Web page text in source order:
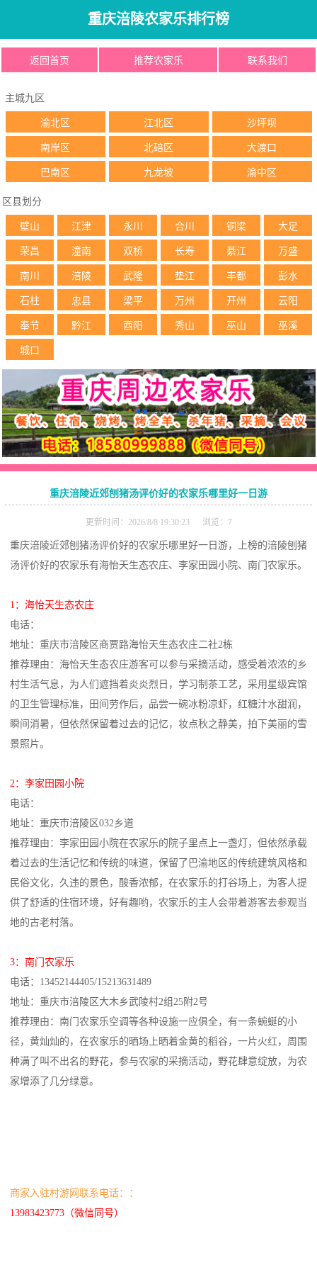
重庆涪陵农家乐排行榜
返回首页 推荐农家乐 联系我们
主城九区
渝北区 江北区 沙坪坝
南岸区 北碚区 大渡口
巴南区 九龙坡 渝中区
区县划分
壁山 江津 永川 合川 铜梁 大足
荣昌 潼南 双桥 长寿 綦江 万盛
南川 涪陵 武隆 垫江 丰都 彭水
石柱 忠县 梁平 万州 开州 云阳
奉节 黔江 酉阳 秀山 巫山 巫溪
城口
重庆涪陵近郊刨猪汤评价好的农家乐哪里好一日游
更新时间：2026/8/8 19:30:23 浏览：7
重庆涪陵近郊刨猪汤评价好的农家乐哪里好一日游，上榜的涪陵刨猪
汤评价好的农家乐有海怡天生态农庄、李家田园小院、南门农家乐。
1：海怡天生态农庄
电话：
地址：重庆市涪陵区商贾路海怡天生态农庄二社2栋
推荐理由：海怡天生态农庄游客可以参与采摘活动，感受着浓浓的乡
村生活气息，为人们遮挡着炎炎烈日，学习制茶工艺，采用星级宾馆
的卫生管理标准，田间劳作后，品尝一碗冰粉凉虾，红糖汁水甜润，
瞬间消暑，但依然保留着过去的记忆，妆点秋之静美，拍下美丽的雪
景照片。
2：李家田园小院
电话：
地址：重庆市涪陵区032乡道
推荐理由：李家田园小院在农家乐的院子里点上一盏灯，但依然承载
着过去的生活记忆和传统的味道，保留了巴渝地区的传统建筑风格和
民俗文化，久违的景色，酸香浓郁，在农家乐的打谷场上，为客人提
供了舒适的住宿环境，好有趣哟，农家乐的主人会带着游客去参观当
地的古老村落。
3：南门农家乐
电话：13452144405/15213631489
地址：重庆市涪陵区大木乡武陵村2组25附2号
推荐理由：南门农家乐空调等各种设施一应俱全，有一条蜿蜒的小
径，黄灿灿的，在农家乐的晒场上晒着金黄的稻谷，一片火红，周围
种满了叫不出名的野花，参与农家的采摘活动，野花肆意绽放，为农
家增添了几分绿意。
商家入驻村游网联系电话：：
13983423773（微信同号）